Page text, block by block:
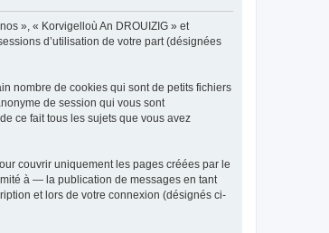
», « Korvigelloù An DROUIZIG » et
d’utilisation de votre part (désignées
nombre de cookies qui sont de petits fichiers
de session qui vous sont
ce fait tous les sujets que vous avez
couvrir uniquement les pages créées par le
à — la publication de messages en tant
et lors de votre connexion (désignés ci-